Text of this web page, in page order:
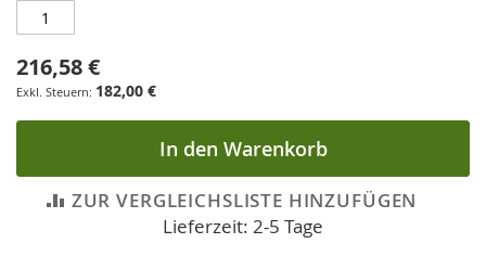
216,58 €
182,00 €
In den Warenkorb
ZUR VERGLEICHSLISTE HINZUFÜGEN
Lieferzeit: 2-5 Tage